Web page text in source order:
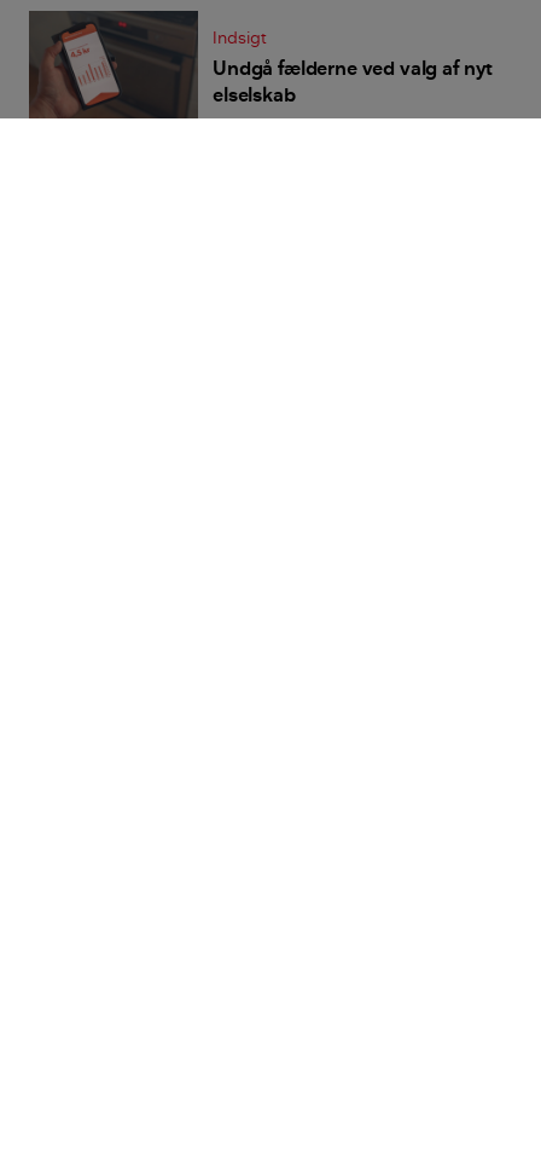
Indsigt
Undgå fælderne ved valg af nyt
elselskab